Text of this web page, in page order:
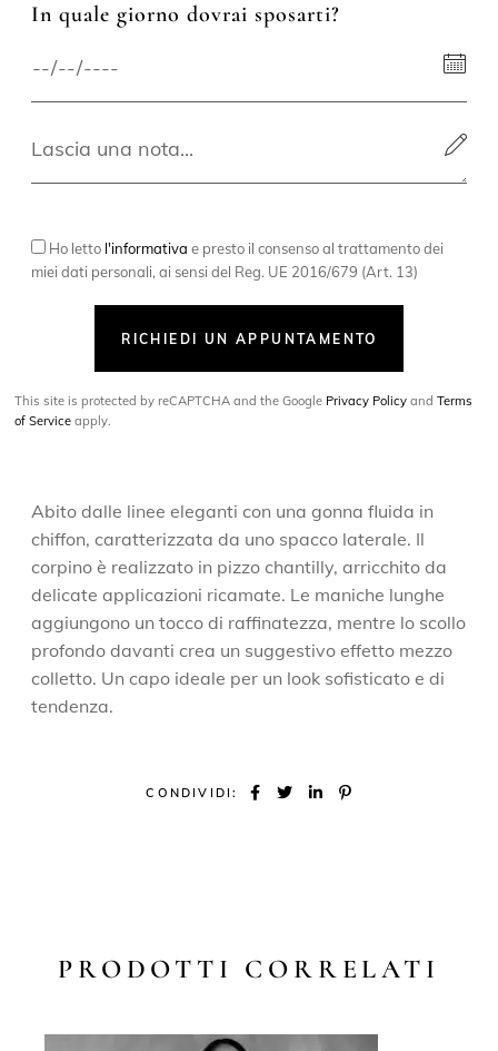
In quale giorno dovrai sposarti?
Ho letto l'informativa e presto il consenso al trattamento dei
miei dati personali, ai sensi del Reg. UE 2016/679 (Art. 13)
RICHIEDI UN APPUNTAMENTO
This site is protected by reCAPTCHA and the Google Privacy Policy andTerms
of Service apply.
Abito dalle linee eleganti con una gonna fluida in
chiffon, caratterizzata da uno spacco laterale. Il
corpino è realizzato in pizzo chantilly, arricchito da
delicate applicazioni ricamate. Le maniche lunghe
aggiungono un tocco di raffinatezza, mentre lo scollo
profondo davanti crea un suggestivo effetto mezzo
colletto. Un capo ideale per un look sofisticato e di
tendenza.
CONDIVIDI:
PRODOTTI CORRELATI